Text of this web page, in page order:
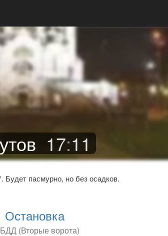
17:11
Будет пасмурно, но без осадков.
Остановка
(Вторые ворота)